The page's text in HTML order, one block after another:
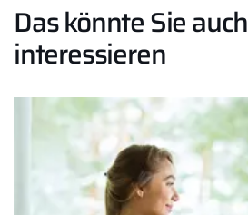
Das könnte Sie auch
interessieren